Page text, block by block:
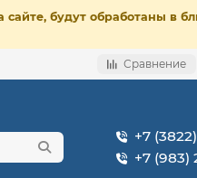
сайте, будут обработаны в
Сравнение
+7
+7 (983)